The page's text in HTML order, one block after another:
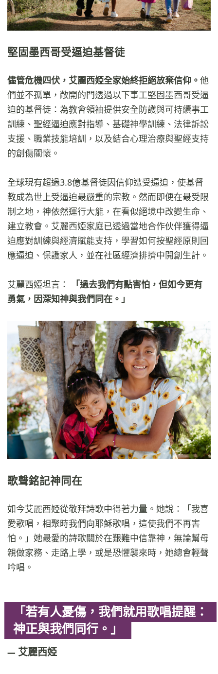
堅固墨西哥受逼迫基督徒
儘管危機四伏，艾麗西婭全家始終拒絕放棄信仰。 他
們並不孤單，敞開的門透過以下事工堅固墨西哥受逼
迫的基督徒：為教會領袖提供安全防護與可持續事工
訓練、聖經逼迫應對指導、基礎神學訓練、法律訴訟
支援、職業技能培訓，以及結合心理治療與聖經支持
的創傷關懷。
全球現有超過3.8億基督徒因信仰遭受逼迫，使基督
教成為世上受逼迫最嚴重的宗教。然而即便在最受限
制之地，神依然運行大能，在看似絕境中改變生命、
建立教會。艾麗西婭家庭已透過當地合作伙伴獲得逼
迫應對訓練與經濟賦能支持，學習如何按聖經原則回
應逼迫、保護家人，並在社區經濟排擠中開創生計。
艾麗西婭坦言：
「過去我們有點害怕，但如今更有
勇氣，因深知神與我們同在。」
歌聲銘記神同在
如今艾麗西婭從敬拜詩歌中得著力量。她說：「我喜
愛歌唱，相聚時我們向耶穌歌唱，這使我們不再害
怕。」她最愛的詩歌關於在艱難中信靠神，無論幫母
親做家務、走路上學，或是恐懼襲來時，她總會輕聲
吟唱。
「若有人憂傷，我們就用歌唱提醒：
神正與我們同行。」
艾麗西婭